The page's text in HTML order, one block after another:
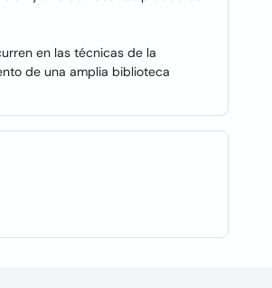
en las técnicas de la
de una amplia biblioteca